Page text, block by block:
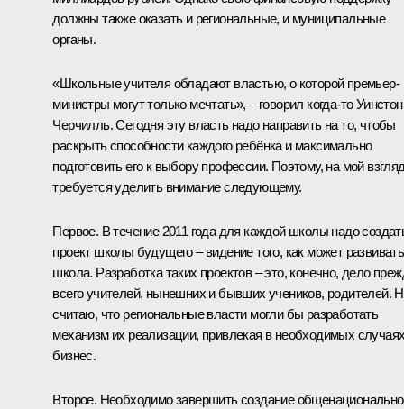
должны также оказать и региональные, и муниципальные
органы.
«Школьные учителя обладают властью, о которой премьер-
министры могут только мечтать», – говорил когда‑то Уинстон
Черчилль. Сегодня эту власть надо направить на то, чтобы
раскрыть способности каждого ребёнка и максимально
подготовить его к выбору профессии. Поэтому, на мой
требуется уделить внимание следующему.
Первое. В течение 2011 года для каждой школы надо
проект школы будущего – видение того, как может
школа. Разработка таких проектов – это, конечно, дело
всего учителей, нынешних и бывших учеников, родителей.
считаю, что региональные власти могли бы разработать
механизм их реализации, привлекая в необходимых
бизнес.
Второе. Необходимо завершить создание